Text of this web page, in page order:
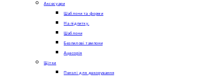
Аксесуари
Шаблони та форми
На підпитку.
Шаблони
Безпилові тампони
Ацесорія
Щітки
Пензлі для декорування